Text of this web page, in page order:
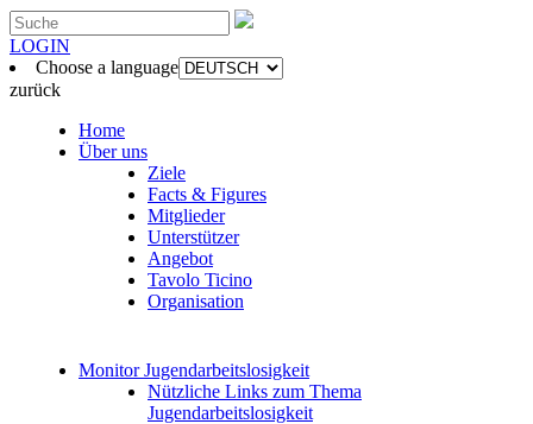
LOGIN
Choose a language
zurück
Home
Über uns
Ziele
Facts & Figures
Mitglieder
Unterstützer
Angebot
Tavolo Ticino
Organisation
Monitor Jugendarbeitslosigkeit
Nützliche Links zum Thema
Jugendarbeitslosigkeit